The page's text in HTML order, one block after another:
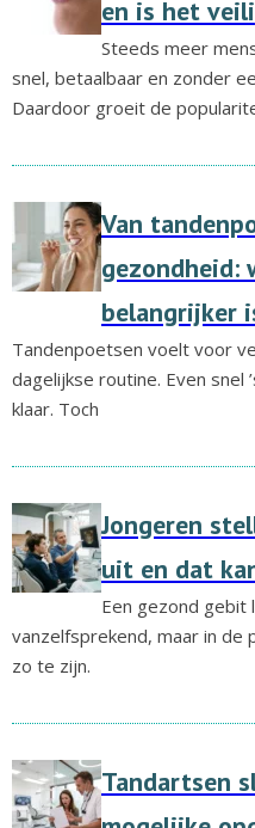
en is het
Steeds meer
snel, betaalbaar en zonder
Daardoor groeit de
Van
gezondheid:
belangrijker
Tandenpoetsen voelt voor
dagelijkse routine. Even snel
klaar. Toch
Jongeren
uit en dat
Een gezond gebit
vanzelfsprekend, maar in de
zo te zijn.
Tandartsen